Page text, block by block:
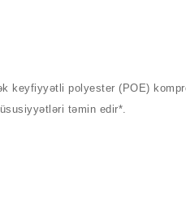
keyfiyyətli polyester (POE)
təmin edir*.